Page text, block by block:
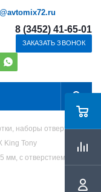
8 (3452) 41-65-01
ЗАКАЗАТЬ ЗВОНОК
наборы отверток
King Tony
мм, с отверстием